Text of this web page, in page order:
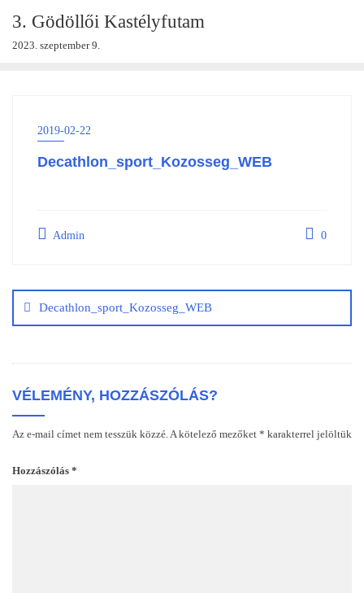
content
3. Gödöllői Kastélyfutam
2023. szeptember 9.
2019-02-22
Decathlon_sport_Kozosseg_WEB
Admin 0
navigáció
Decathlon_sport_Kozosseg_WEB
VÉLEMÉNY, HOZZÁSZÓLÁS?
Az e-mail címet nem tesszük közzé.A kötelező mezőket * karakterrel jelöltük
Hozzászólás *